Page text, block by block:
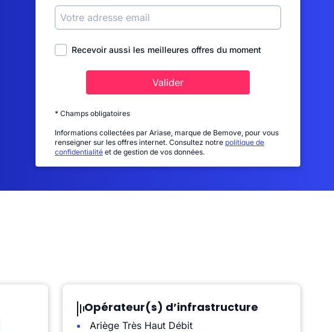
Recevoir aussi les meilleures offres du moment
Valider
* Champs obligatoires
Informations collectées par Ariase, marque de Bemove, pour vous
renseigner sur les offres internet. Consultez notre politique de
confidentialité et de gestion de vos données.
Opérateur(s) d’infrastructure
Ariège Très Haut Débit